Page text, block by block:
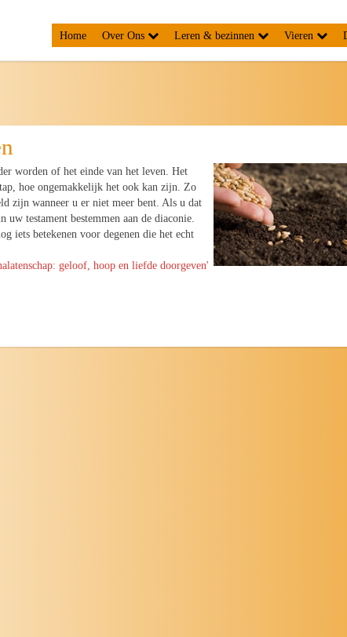
Home Over Ons Leren & bezinnen Vieren
worden of het einde van het leven. Het
hoe ongemakkelijk het ook kan zijn. Zo
zijn wanneer u er niet meer bent. Als u dat
testament bestemmen aan de diaconie.
iets betekenen voor degenen die het echt
geloof, hoop en liefde doorgeven'